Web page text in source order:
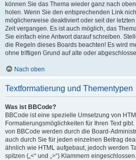
können Sie das Thema wieder ganz nach
holen. Wenn Sie den entsprechenden Link
möglicherweise deaktiviert oder seit der
Zeit vergangen. Es ist auch möglich, das
Sie einfach eine Antwort darauf schreiben.
die Regeln dieses Boards beachten! Es wird
ohne triftigen Grund auf alte oder
Nach oben
Textformatierung und Thementypen
Was ist BBCode?
BBCode ist eine spezielle Umsetzung von
Formatierungsmöglichkeiten für Ihren Text
von BBCode werden durch die Board-
auch durch Sie für jeden einzelnen Beitrag
ähnlich wie HTML aufgebaut, jedoch werden
spitzen („<“ und „>“) Klammern